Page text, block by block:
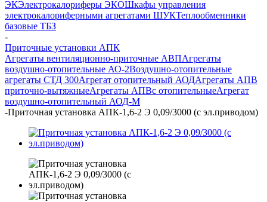
ЭКЭлектрокалориферы ЭКОШкафы управления
электрокалориферными агрегатами ШУКТеплообменники
базовые ТБЗ
-
Приточные установки АПК
Агрегаты вентиляционно-приточные АВПАгрегаты
воздушно-отопительные АО-2Воздушно-отопительные
агрегаты СТД 300Агрегат отопительный АОДАгрегаты АПВ
приточно-вытяжныеАгрегаты АПВс отопительныеАгрегат
воздушно-отопительный АОД-М
-Приточная установка АПК-1,6-2 Э 0,09/3000 (с эл.приводом)